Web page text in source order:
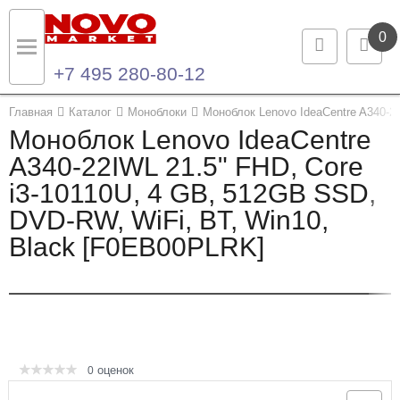
0
+7 495 280-80-12
Главная Каталог Моноблоки Моноблок Lenovo IdeaCentre A340-
Моноблок Lenovo IdeaCentre
A340-22IWL 21.5" FHD, Core
i3-10110U, 4 GB, 512GB SSD,
DVD-RW, WiFi, BT, Win10,
Black [F0EB00PLRK]
0 оценок
Назад
Каталог продукции
Ноутбуки и ультрабуки
Компьютеры
Назад
Контакты
Контактная информация